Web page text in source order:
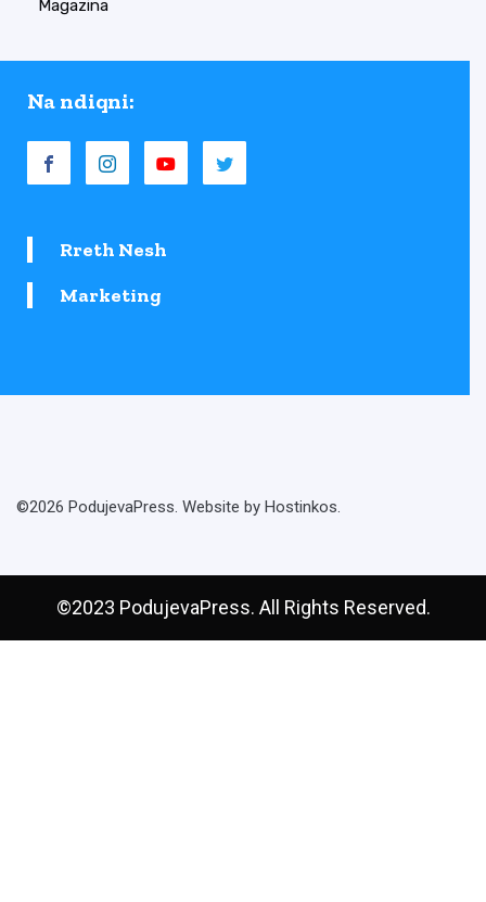
Magazina
Na ndiqni:
Rreth Nesh
Marketing
©2026 PodujevaPress. Website by Hostinkos.
©2023 PodujevaPress. All Rights Reserved.